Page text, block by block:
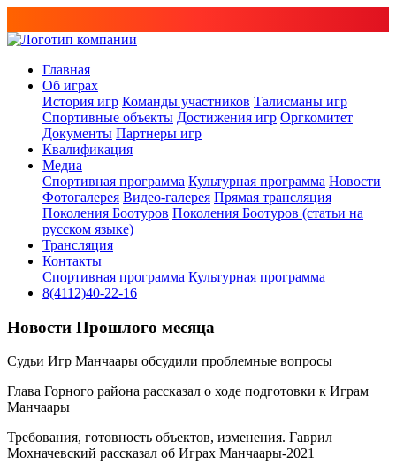
Главная
Об играх
История игр Команды участников Талисманы игр
Спортивные объекты Достижения игр Оргкомитет
Документы Партнеры игр
Квалификация
Медиа
Спортивная программа Культурная программа Новости
Фотогалерея Видео-галерея Прямая трансляция
Поколения Боотуров Поколения Боотуров (статьи на
русском языке)
Трансляция
Контакты
Спортивная программа Культурная программа
8(4112)40-22-16
Новости Прошлого месяца
Судьи Игр Манчаары обсудили проблемные вопросы
Глава Горного района рассказал о ходе подготовки к Играм
Манчаары
Требования, готовность объектов, изменения. Гаврил
Мохначевский рассказал об Играх Манчаары-2021